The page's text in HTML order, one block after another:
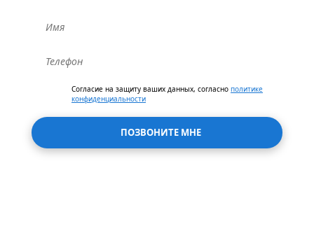
Согласие на защиту ваших данных, согласно политике
конфиденциальности
ПОЗВОНИТЕ МНЕ